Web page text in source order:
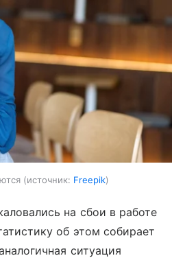
источник: Freepik
на сбои в работе
об этом собирает
ситуация